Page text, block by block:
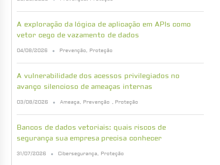
A exploração da lógica de aplicação em APIs como
vetor cego de vazamento de dados
04/08/2026 Prevenção, Proteção
A vulnerabilidade dos acessos privilegiados no
avanço silencioso de ameaças internas
03/08/2026 Ameaça, Prevenção , Proteção
Bancos de dados vetoriais: quais riscos de
segurança sua empresa precisa conhecer
31/07/2026 Cibersegurança, Proteção